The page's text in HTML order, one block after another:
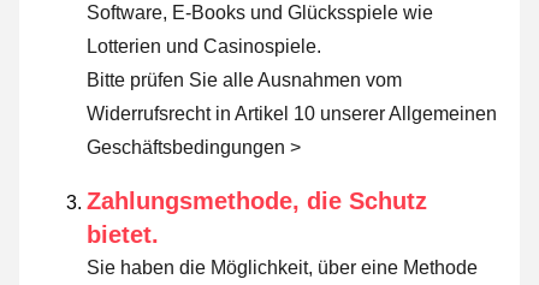
Software, E-Books und Glücksspiele wie
Lotterien und Casinospiele.
Bitte prüfen Sie alle Ausnahmen vom
Widerrufsrecht in Artikel 10 unserer Allgemeinen
Geschäftsbedingungen >
Zahlungsmethode, die Schutz
bietet.
Sie haben die Möglichkeit, über eine Methode